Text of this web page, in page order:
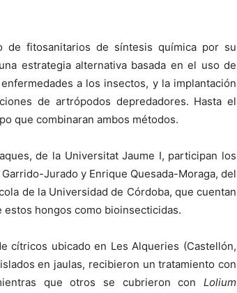
de fitosanitarios de síntesis química por su
estrategia alternativa basada en el uso de
a los insectos, y la implantación
de artrópodos depredadores. Hasta el
que combinaran ambos métodos.
de la Universitat Jaume I, participan los
Jurado y Enrique Quesada-Moraga, del
de la Universidad de Córdoba, que cuentan
hongos como bioinsecticidas.
cítricos ubicado en Les Alqueries (Castellón,
en jaulas, recibieron un tratamiento con
que otros se cubrieron con Lolium